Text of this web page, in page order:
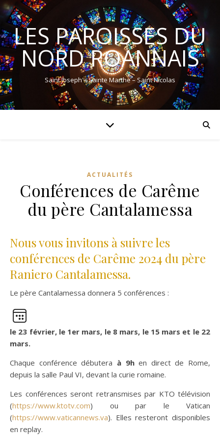
LES PAROISSES DU
NORD ROANNAIS
Saint Joseph – Sainte Marthe – Saint Nicolas
ACTUALITÉS
Conférences de Carême
du père Cantalamessa
Nous vous invitons à suivre les
conférences de Carême 2024 du père
Raniero Cantalamessa.
Le père Cantalamessa donnera 5 conférences :
le 23 février, le 1er mars, le 8 mars, le 15 mars et le 22
mars.
Chaque conférence débutera à 9hen direct de Rome,
depuis la salle Paul VI, devant la curie romaine.
Les conférences seront retransmises par KTO télévision
(https://www.ktotv.com) ou par le Vatican
(https://www.vaticannews.va). Elles resteront disponibles
en replay.